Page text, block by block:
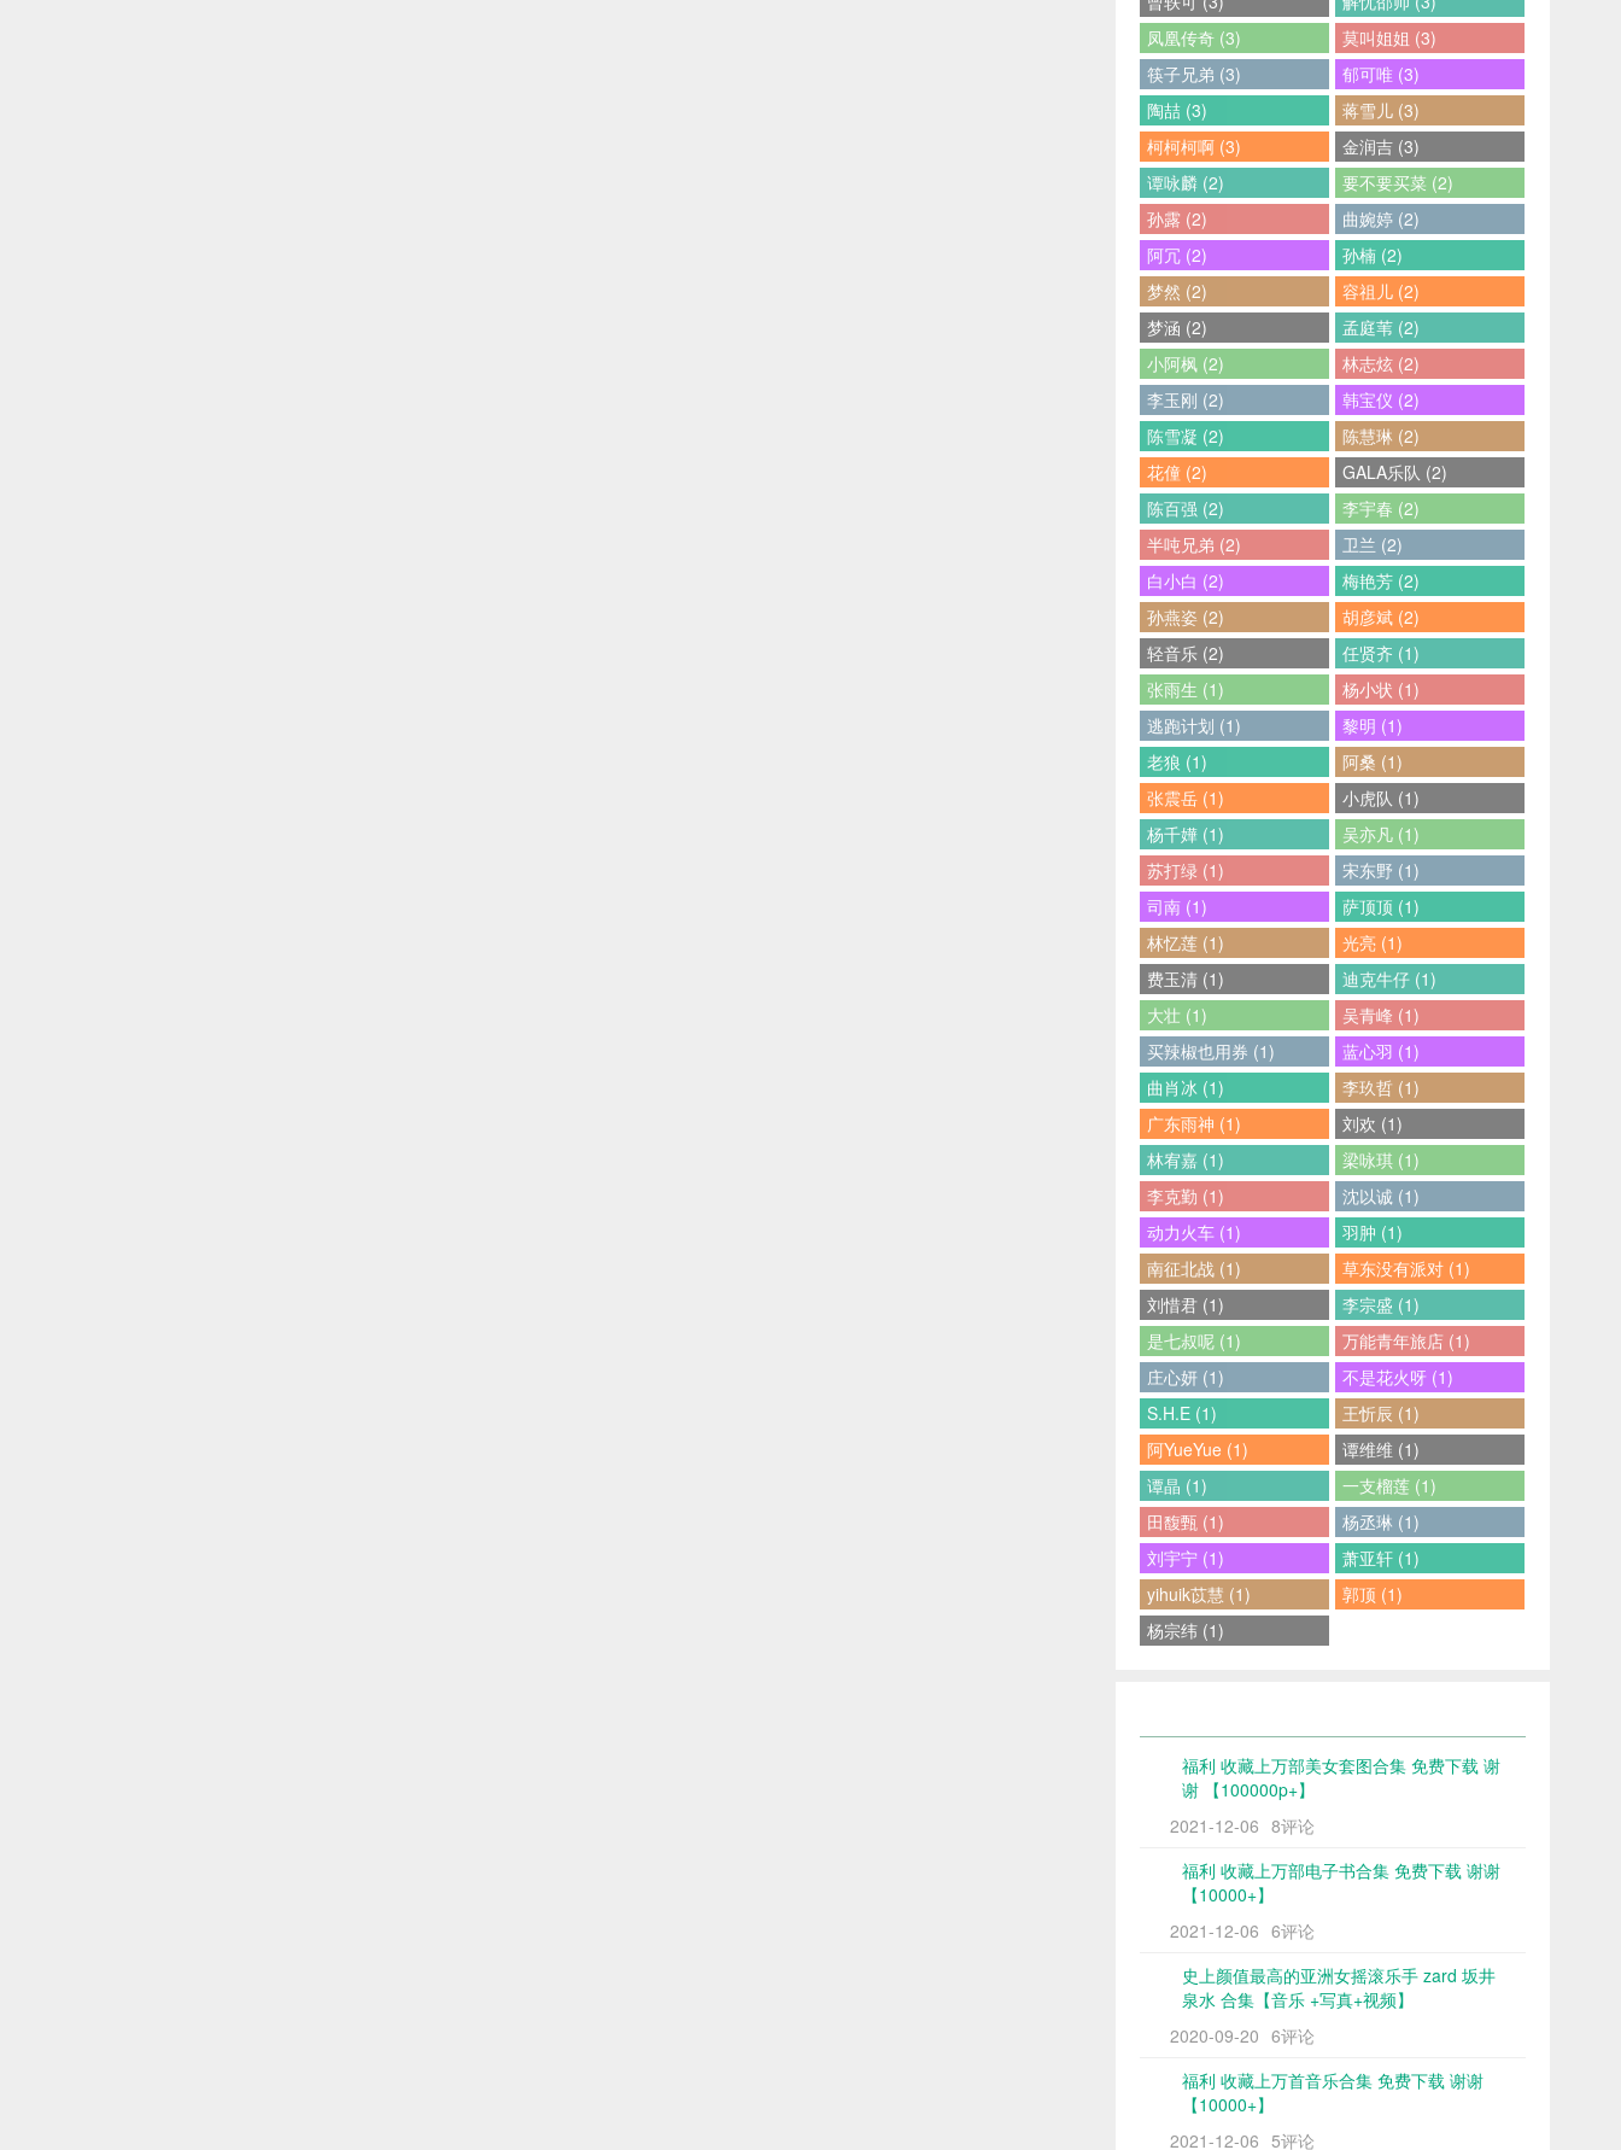
凤凰传奇 (3)
莫叫姐姐 (3)
筷子兄弟 (3)
郁可唯 (3)
陶喆 (3)
蒋雪儿 (3)
柯柯柯啊 (3)
金润吉 (3)
谭咏麟 (2)
要不要买菜 (2)
孙露 (2)
曲婉婷 (2)
阿冗 (2)
孙楠 (2)
梦然 (2)
容祖儿 (2)
梦涵 (2)
孟庭苇 (2)
小阿枫 (2)
林志炫 (2)
李玉刚 (2)
韩宝仪 (2)
陈雪凝 (2)
陈慧琳 (2)
花僮 (2)
GALA乐队 (2)
陈百强 (2)
李宇春 (2)
半吨兄弟 (2)
卫兰 (2)
白小白 (2)
梅艳芳 (2)
孙燕姿 (2)
胡彦斌 (2)
轻音乐 (2)
任贤齐 (1)
张雨生 (1)
杨小状 (1)
逃跑计划 (1)
黎明 (1)
老狼 (1)
阿桑 (1)
张震岳 (1)
小虎队 (1)
杨千嬅 (1)
吴亦凡 (1)
苏打绿 (1)
宋东野 (1)
司南 (1)
萨顶顶 (1)
林忆莲 (1)
光亮 (1)
费玉清 (1)
迪克牛仔 (1)
大壮 (1)
吴青峰 (1)
买辣椒也用券 (1)
蓝心羽 (1)
曲肖冰 (1)
李玖哲 (1)
广东雨神 (1)
刘欢 (1)
林宥嘉 (1)
梁咏琪 (1)
李克勤 (1)
沈以诚 (1)
动力火车 (1)
羽肿 (1)
南征北战 (1)
草东没有派对 (1)
刘惜君 (1)
李宗盛 (1)
是七叔呢 (1)
万能青年旅店 (1)
庄心妍 (1)
不是花火呀 (1)
S.H.E (1)
王忻辰 (1)
阿YueYue (1)
谭维维 (1)
谭晶 (1)
一支榴莲 (1)
田馥甄 (1)
杨丞琳 (1)
刘宇宁 (1)
萧亚轩 (1)
yihuik苡慧 (1)
郭顶 (1)
杨宗纬 (1)
福利 收藏上万部美女套图合集 免费下载 谢
谢 【100000p+】
2021-12-06 8评论
福利 收藏上万部电子书合集 免费下载 谢谢
【10000+】
2021-12-06 6评论
史上颜值最高的亚洲女摇滚乐手 zard 坂井
泉水 合集【音乐 +写真+视频】
2020-09-20 6评论
福利 收藏上万首音乐合集 免费下载 谢谢
【10000+】
2021-12-06 5评论